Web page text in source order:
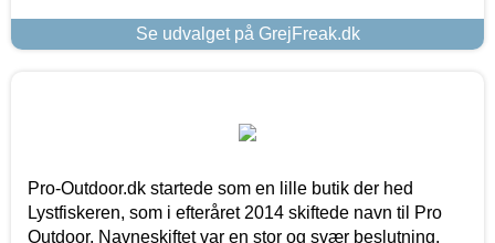
Se udvalget på GrejFreak.dk
Pro-Outdoor.dk startede som en lille butik der hed
Lystfiskeren, som i efteråret 2014 skiftede navn til Pro
Outdoor. Navneskiftet var en stor og svær beslutning,